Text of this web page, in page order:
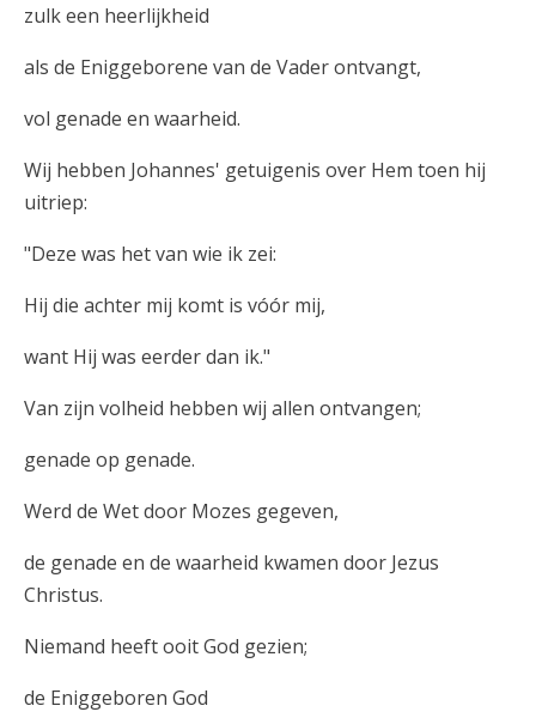
zulk een heerlijkheid
als de Eniggeborene van de Vader ontvangt,
vol genade en waarheid.
Wij hebben Johannes' getuigenis over Hem toen hij
uitriep:
"Deze was het van wie ik zei:
Hij die achter mij komt is vóór mij,
want Hij was eerder dan ik."
Van zijn volheid hebben wij allen ontvangen;
genade op genade.
Werd de Wet door Mozes gegeven,
de genade en de waarheid kwamen door Jezus
Christus.
Niemand heeft ooit God gezien;
de Eniggeboren God